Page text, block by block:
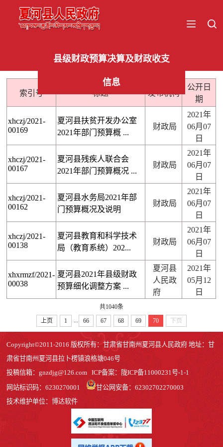
县级财政预算决算及财政收支
信息
索引号 标题 发布机构
公开日
期
xhczj/2021-
00169
夏河县扶贫开发办公室
2021年部门预算概 ...
财政局
2021年
06月07
日
xhczj/2021-
00167
夏河县残疾人联合会
2021年部门预算概况 ...
财政局
2021年
06月07
日
xhczj/2021-
00162
夏河县水务局2021年部
门预算概况及说明
财政局
2021年
06月07
日
xhczj/2021-
00138
夏河县教育和科学技术
局（教育系统）202...
财政局
2021年
06月07
日
xhxrmzf/2021-
00038
夏河县2021年县级财政
预算细化调整方案 ...
夏河县
人民政
府
2021年
05月12
日
共1040条
上页
1 66 67 68 69 70 下页
Copyright©2011-2016 版权所有：甘肃省甘南州夏河县人民政府 地址：甘
肃省甘南州夏河县拉卜楞镇浪格塘046号
投稿信箱：gnzdjg@126.com ICP备案： 陇ICP备11000231号-1-1
网站标识码：6230270001
甘公网安备：62302702270003
技术维护单位：博达软件